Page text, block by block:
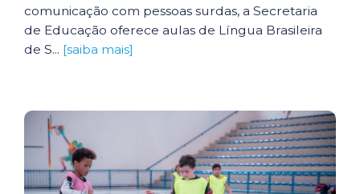
comunicação com pessoas surdas, a Secretaria
de Educação oferece aulas de Língua Brasileira
de S... [saiba mais]